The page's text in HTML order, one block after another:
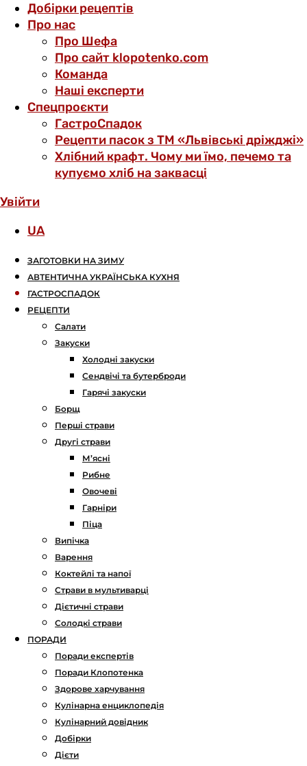
Добірки рецептів
Про нас
Про Шефа
Про сайт klopotenko.com
Команда
Наші експерти
Спецпроєкти
ГастроСпадок
Рецепти пасок з ТМ «Львівські дріжджі»
Хлібний крафт. Чому ми їмо, печемо та
купуємо хліб на заквасці
Увійти
UA
ЗАГОТОВКИ НА ЗИМУ
АВТЕНТИЧНА УКРАЇНСЬКА КУХНЯ
ГАСТРОСПАДОК
РЕЦЕПТИ
Салати
Закуски
Холодні закуски
Сендвічі та бутерброди
Гарячі закуски
Борщ
Перші страви
Другі страви
М’ясні
Рибне
Овочеві
Гарніри
Піца
Випічка
Варення
Коктейлі та напої
Страви в мультиварці
Дієтичні страви
Солодкі страви
ПОРАДИ
Поради експертів
Поради Клопотенка
Здорове харчування
Кулінарна енциклопедія
Кулінарний довідник
Добірки
Дієти